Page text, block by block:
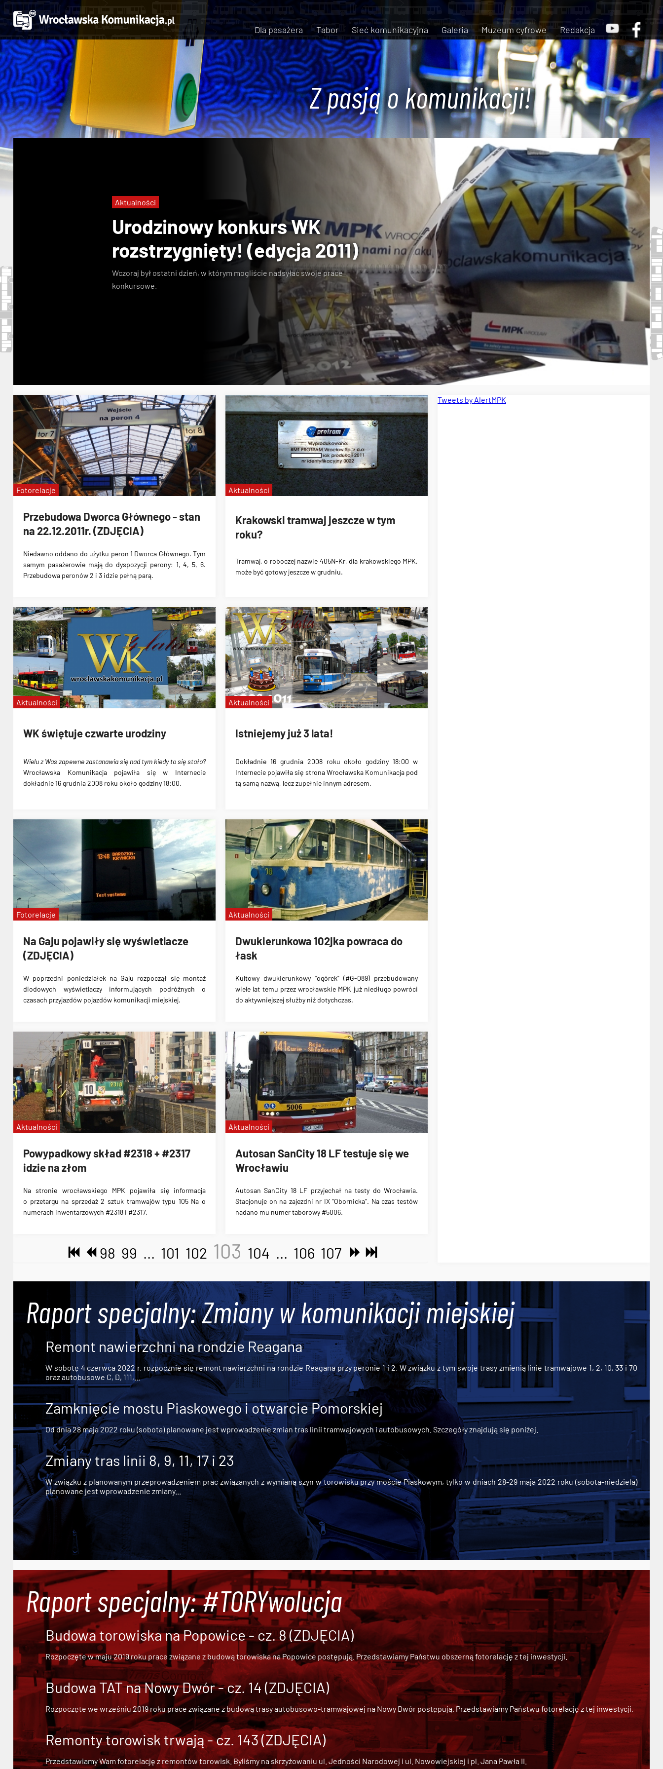
Dla pasażera Tabor Sieć komunikacyjna Galeria Muzeum cyfrowe Redakcja
Z pasją o komunikacji!
Urodzinowy konkurs WK
rozstrzygnięty! (edycja 2011)
Wczoraj był ostatni dzień, w którym mogliście nadsyłać swoje prace
konkursowe
Aktualności
Przebudowa Dworca Głównego - stan
na 22.12.2011r. (ZDJĘCIA)
Niedawno oddano do użytku peron 1 Dworca Głównego. Tym
samym pasażerowie mają do dyspozycji perony: 1, 4, 5, 6.
Przebudowa peronów 2 i 3 idzie pełną parą.
Fotorelacje
Krakowski tramwaj jeszcze w tym
roku?
Tramwaj, o roboczej nazwie 405N-Kr, dla krakowskiego MPK,
może być gotowy jeszcze w grudniu.
Aktualności
WK świętuje czwarte urodziny
Wielu z Was zapewne zastanawia się nad tym kiedy to się stało?
Wrocławska Komunikacja pojawiła się w Internecie
dokładnie16 grudnia 2008 roku około godziny 18:00.
Aktualności
Istniejemy już 3 lata!
Dokładnie 16 grudnia 2008 roku około godziny 18:00 w
Internecie pojawiła się stronaWrocławska Komunikacjapod
tą samą nazwą, lecz zupełnie innym adresem.
Aktualności
Na Gaju pojawiły się wyświetlacze
(ZDJĘCIA)
W poprzedni poniedziałek na Gaju rozpoczął się montaż
diodowych wyświetlaczy informujących podróżnych o
czasach przyjazdów pojazdów komunikacji miejskiej.
Fotorelacje
Dwukierunkowa 102jka powraca do
łask
Kultowy dwukierunkowy "ogórek" (#G-089) przebudowany
wiele lat temu przez wrocławskie MPK już niedługo powróci
do aktywniejszej służby niż dotychczas.
Aktualności
Powypadkowy skład #2318 + #2317
idzie na złom
Na stronie wrocławskiego MPK pojawiła się informacja
o przetargu na sprzedaż 2 sztuk tramwajów typu 105 Na o
numerach inwentarzowych #2318 i #2317.
Aktualności
Autosan SanCity 18 LF testuje się we
Wrocławiu
Autosan SanCity 18 LF przyjechał na testy do Wrocławia.
Stacjonuje on na zajezdni nr IX "Obornicka". Na czas testów
nadano mu numer taborowy #5006.
Aktualności
98 99 ... 101 102 103 104 ... 106 107
Tweets by AlertMPK
Raport specjalny: Zmiany w komunikacji miejskiej
Remont nawierzchni na rondzie Reagana
W sobotę 4 czerwca 2022 r. rozpocznie się remont nawierzchni na rondzie Reagana przy peronie 1 i 2. W związku z tym swoje trasy zmienią linie tramwajowe 1, 2, 10, 33 i 70
oraz autobusowe C, D, 111,...
Zamknięcie mostu Piaskowego i otwarcie Pomorskiej
Od dnia 28 maja 2022 roku (sobota) planowane jest wprowadzenie zmian tras linii tramwajowych i autobusowych. Szczegóły znajdują się poniżej.
Zmiany tras linii 8, 9, 11, 17 i 23
W związku z planowanym przeprowadzeniem prac związanych z wymianą szyn w torowisku przy moście Piaskowym, tylko w dniach 28-29 maja 2022 roku (sobota-niedziela)
planowane jest wprowadzenie zmiany...
Raport specjalny: #TORYwolucja
Budowa torowiska na Popowice - cz. 8 (ZDJĘCIA)
Rozpoczęte w maju 2019 roku prace związane z budową torowiska na Popowice postępują. Przedstawiamy Państwu obszerną fotorelację z tej inwestycji.
Budowa TAT na Nowy Dwór - cz. 14 (ZDJĘCIA)
Rozpoczęte we wrześniu 2019 roku prace związane zbudową trasy autobusowo-tramwajowej na Nowy Dwórpostępują. Przedstawiamy Państwu fotorelację z tej inwestycji.
Remonty torowisk trwają - cz. 143 (ZDJĘCIA)
Przedstawiamy Wam fotorelację z remontów torowisk. Byliśmy na skrzyżowaniu ul. Jedności Narodowej i ul. Nowowiejskiej i pl. Jana Pawła II.